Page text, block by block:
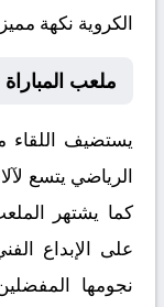
الكروية نكهة
ملعب المباراة
يستضيف اللقاء
الرياضي يتسع
كما يشتهر
على الإبداع
نجومها